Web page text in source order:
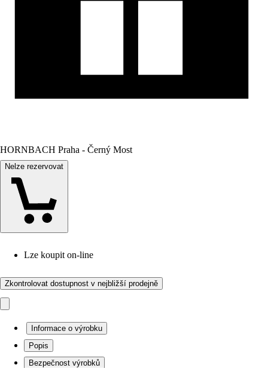
HORNBACH Praha - Černý Most
Nelze rezervovat
Lze koupit on-line
Zkontrolovat dostupnost v nejbližší prodejně
Informace o výrobku
Popis
Bezpečnost výrobků